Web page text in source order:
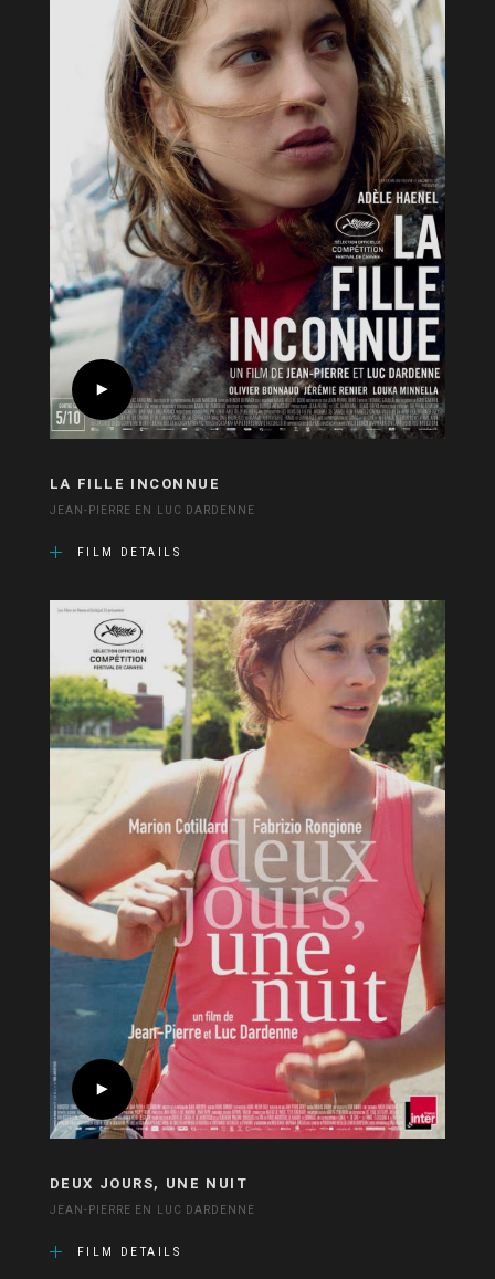
LA FILLE INCONNUE
JEAN-PIERRE EN LUC DARDENNE
FILM DETAILS
DEUX JOURS, UNE NUIT
JEAN-PIERRE EN LUC DARDENNE
FILM DETAILS